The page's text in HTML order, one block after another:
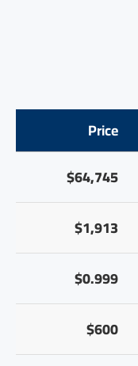
Price
$64,745
$1,913
$0.999
$600